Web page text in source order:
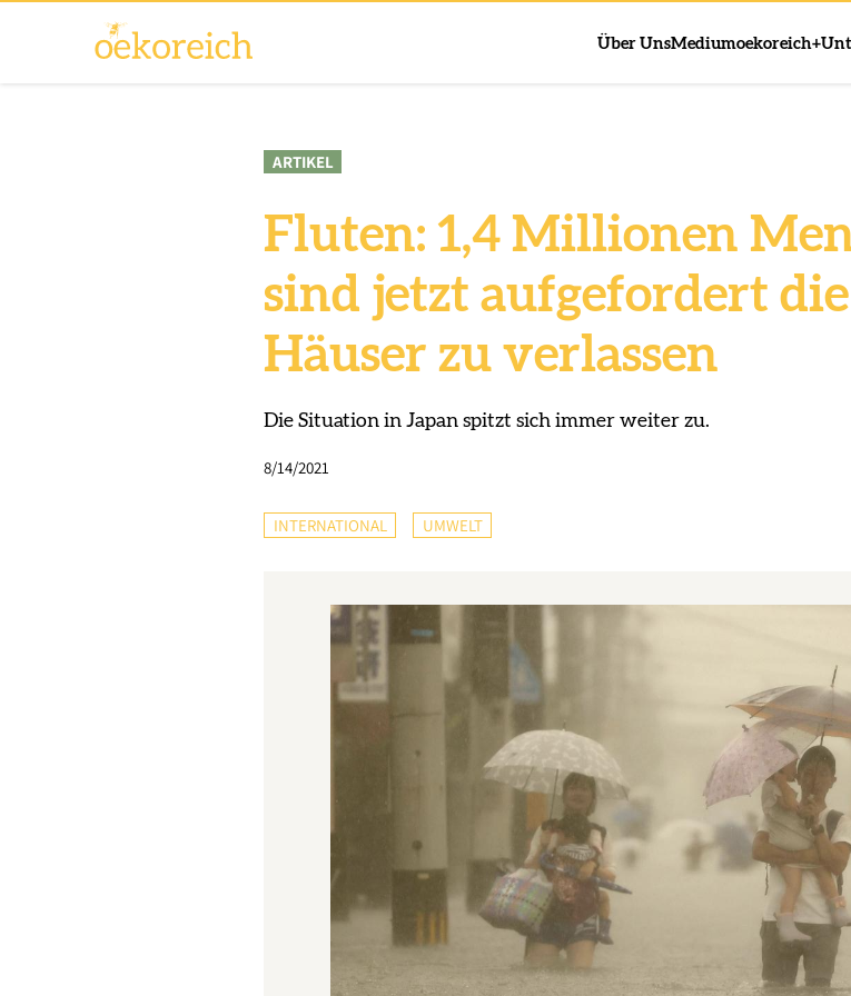
Über UnsMediumoekoreich+
ARTIKEL
Fluten: 1,4 Millionen
sind jetzt aufgefordert die
Häuser zu verlassen
Die Situation in Japan spitzt sich immer weiter zu.
8/14/2021
INTERNATIONAL UMWELT